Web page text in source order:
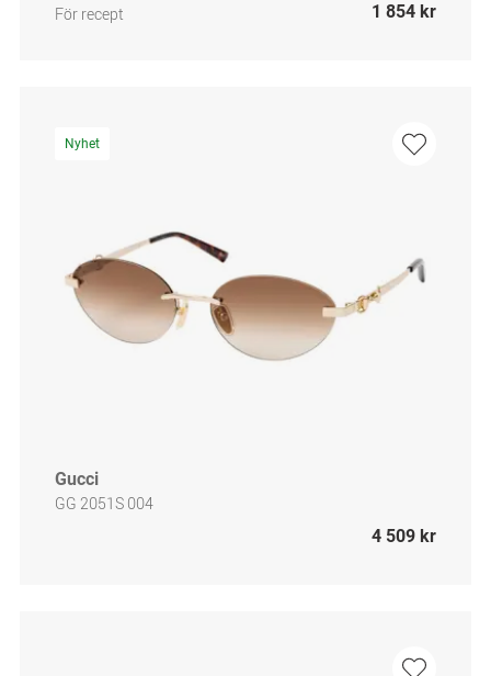
För recept
1 854 kr
Nyhet
Gucci
GG 2051S 004
4 509 kr